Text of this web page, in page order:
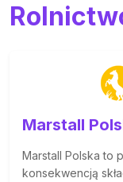
Marstall
Marstall Polska to
konsekwencją